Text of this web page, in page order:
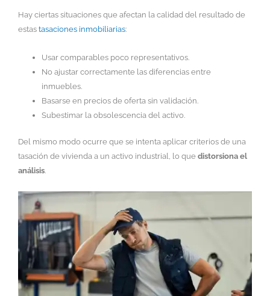
Hay ciertas situaciones que afectan la calidad del resultado de
estas tasaciones inmobiliarias:
Usar comparables poco representativos.
No ajustar correctamente las diferencias entre
inmuebles.
Basarse en precios de oferta sin validación.
Subestimar la obsolescencia del activo.
Del mismo modo ocurre que se intenta aplicar criterios de una
tasación de vivienda a un activo industrial, lo que distorsiona el
análisis